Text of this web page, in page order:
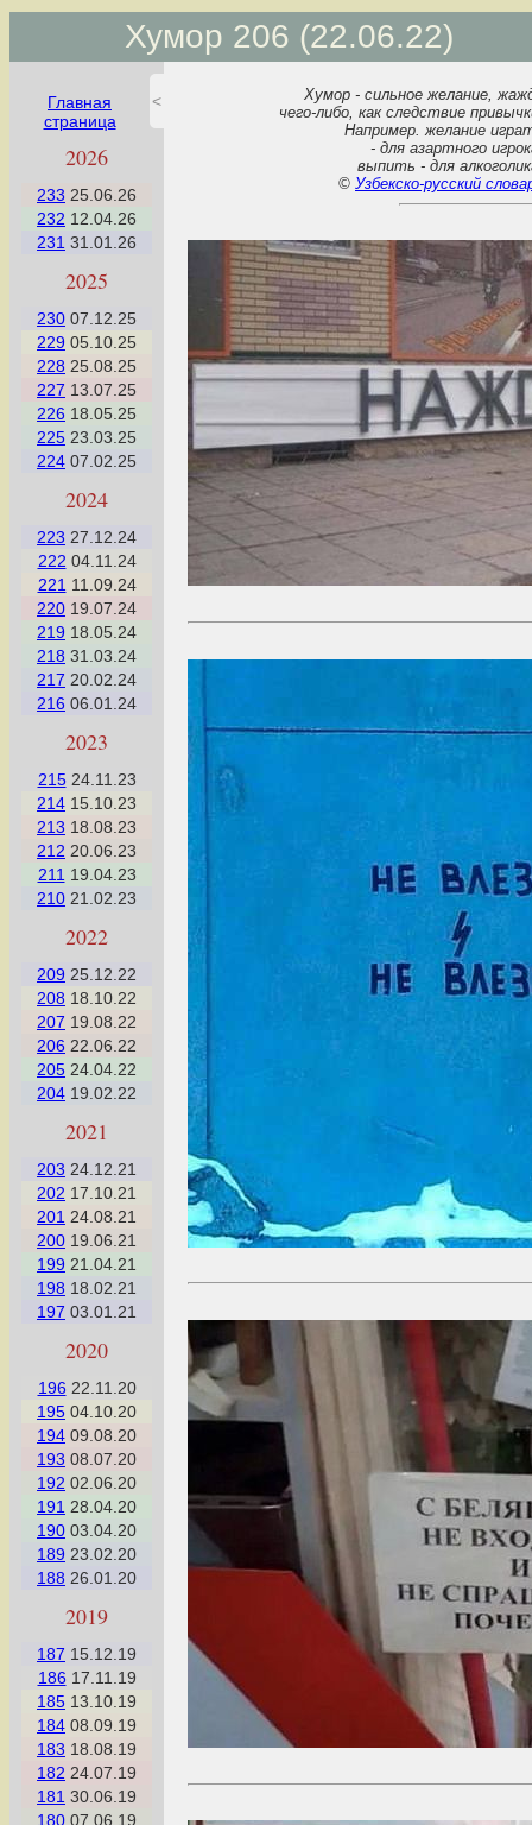
Хумор 206 (22.06.22)
<
Главная
страница
2026
233 25.06.26
232 12.04.26
231 31.01.26
2025
230 07.12.25
229 05.10.25
228 25.08.25
227 13.07.25
226 18.05.25
225 23.03.25
224 07.02.25
2024
223 27.12.24
222 04.11.24
221 11.09.24
220 19.07.24
219 18.05.24
218 31.03.24
217 20.02.24
216 06.01.24
2023
21524.11.23
214 15.10.23
213 18.08.23
212 20.06.23
211 19.04.23
210 21.02.23
2022
209 25.12.22
208 18.10.22
207 19.08.22
206 22.06.22
205 24.04.22
204 19.02.22
2021
203 24.12.21
202 17.10.21
201 24.08.21
200 19.06.21
199 21.04.21
198 18.02.21
197 03.01.21
2020
196 22.11.20
195 04.10.20
194 09.08.20
193 08.07.20
192 02.06.20
191 28.04.20
190 03.04.20
189 23.02.20
188 26.01.20
2019
187 15.12.19
186 17.11.19
185 13.10.19
184 08.09.19
183 18.08.19
182 24.07.19
181 30.06.19
180 07.06.19
Хумор - сильное желание,
чего-либо, как следствие
Например. желание
- для азартного
выпить - для
© Узбекско-русский